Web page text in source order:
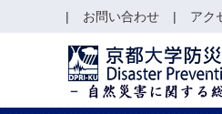
お問い合わせ アク